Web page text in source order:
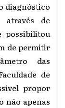
diagnóstico
através de
possibilitou
de permitir
das
de
propor
não apenas